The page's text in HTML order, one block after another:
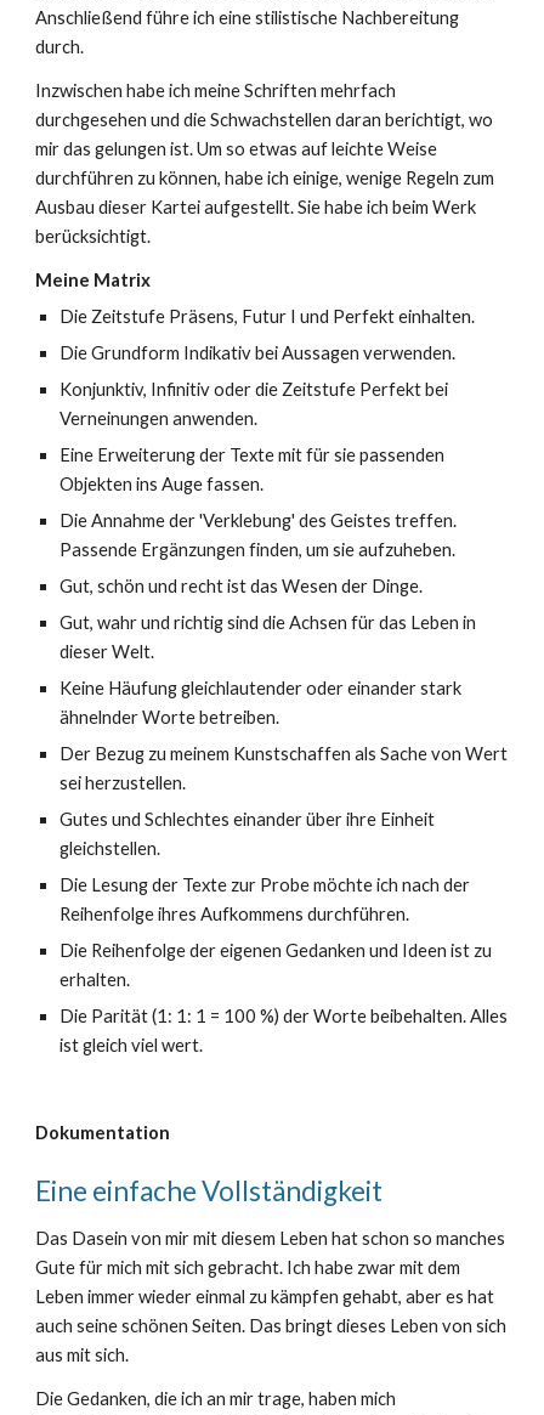
Anschließend führe ich eine stilistische Nachbereitung
durch.
Inzwischen habe ich meine Schriften mehrfach
durchgesehen und die Schwachstellen daran berichtigt, wo
mir das gelungen ist. Um so etwas auf leichte Weise
durchführen zu können, habe ich einige, wenige Regeln zum
Ausbau dieser Kartei aufgestellt. Sie habe ich beim Werk
berücksichtigt.
Meine Matrix
Die Zeitstufe Präsens, Futur I und Perfekt einhalten.
DieGrundform Indikativ bei Aussagen verwenden.
Konjunktiv, Infinitiv oder die Zeitstufe Perfekt bei
Verneinungen anwenden.
Eine Erweiterung der Texte mit für sie passenden
Objekten ins Auge fassen.
Die Annahme der 'Verklebung' des Geistes treffen.
Passende Ergänzungen finden, um sie aufzuheben.
Gut, schön und recht ist das Wesen der Dinge.
Gut, wahr und richtig sind die Achsen für das Leben in
dieser Welt.
Keine Häufung gleichlautender oder einander stark
ähnelnder Worte betreiben.
Der Bezug zu meinem Kunstschaffen als Sache von Wert
sei herzustellen.
Gutes und Schlechtes einander über ihre Einheit
gleichstellen.
Die Lesung der Texte zur Probe möchte ich nach der
Reihenfolge ihres Aufkommens durchführen.
Die Reihenfolge der eigenen Gedanken und Ideen ist zu
erhalten.
Die Parität (1: 1: 1 = 100 %) derWortebeibehalten. Alles
ist gleich viel wert.
Dokumentation
Eine einfache Vollständigkeit
Das Dasein von mir mit diesem Leben hat schon so manches
Gute für mich mit sich gebracht. Ich habe zwar mit dem
Leben immer wieder einmal zu kämpfen gehabt, aber es hat
auch seine schönen Seiten. Das bringt dieses Leben von sich
aus mit sich.
Die Gedanken, die ich an mir trage, haben mich